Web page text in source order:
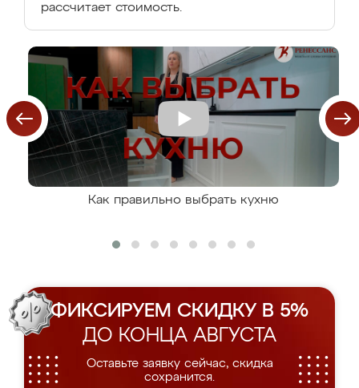
рассчитает стоимость.
Как правильно выбрать кухню
ФИКСИРУЕМ СКИДКУ В 5%
ДО КОНЦА АВГУСТА
Оставьте заявку сейчас, скидка
сохранится.